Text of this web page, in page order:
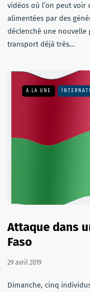
vidéos où l’on peut
alimentées par des
déclenché une nouvelle
transport déjà très…
A LA UNE
Attaque dans
Faso
29 avril 2019
Dimanche, cinq